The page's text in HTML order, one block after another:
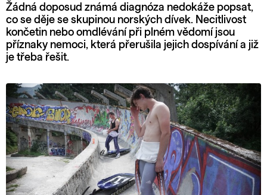
Žádná doposud známá diagnóza nedokáže popsat,
co se děje se skupinou norských dívek. Necitlivost
končetin nebo omdlévání při plném vědomí jsou
příznaky nemoci, která přerušila jejich dospívání a již
je třeba řešit.